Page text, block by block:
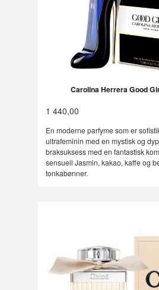
Carolina Herrera Good
1 440,00
En moderne parfyme som er
ultrafeminin med en mystisk og
braksuksess med en fantastisk
sensuell Jasmin, kakao, kaffe og
tonkabønner.